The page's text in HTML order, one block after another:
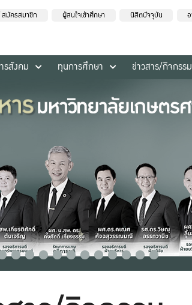
สมัครสมาชิก ผู้สนใจเข้าศึกษา นิสิตปัจจุบัน
รสังคม ทุนการศึกษา ข่าวสาร/กิจกรรม